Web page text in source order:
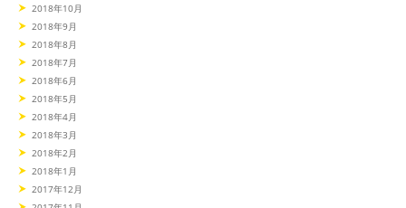
2018年10月
2018年9月
2018年8月
2018年7月
2018年6月
2018年5月
2018年4月
2018年3月
2018年2月
2018年1月
2017年12月